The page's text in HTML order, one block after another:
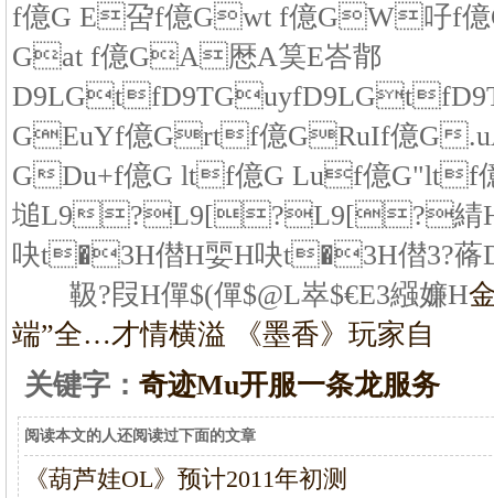
f億G E呄f億Gwt f億GW吇f
Gat f億GA厯A筽E峇鄁
GEuYf億Grtf億GRuIf億G
GDu+f億G ltf億G Luf億G"ltf
塠L9?L9[?L9[?綪H婯
吷t�3H僣H婯H吷t�3H僣3?
靸?叚H僤$(僤$@L崒$€E3繦嬚H
端”全…才情横溢 《墨香》玩家自
关键字： 奇迹Mu开服一条龙服务
阅读本文的人还阅读过下面的文章
《葫芦娃OL》预计2011年初测